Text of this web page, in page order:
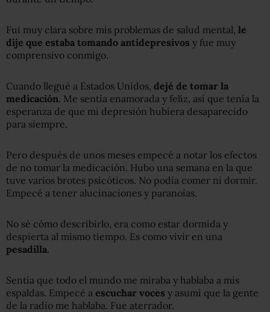
Fui muy clara sobre mis problemas de salud mental, le
dije que estaba tomando antidepresivos y fue muy
comprensivo conmigo.
Cuando llegué a Estados Unidos, dejé de tomar la
medicación. Me sentía enamorada y feliz, así que tenía la
esperanza de que mi depresión hubiera desaparecido
para siempre.
Pero después de unos meses empecé a notar los efectos
de no tomar la medicación. Hubo una semana en la que
tuve varios brotes psicóticos. No podía comer ni dormir.
Empecé a tener alucinaciones y paranoias.
No sé cómo describirlo, era como estar dormida y
despierta al mismo tiempo. Es como vivir en una
pesadilla.
Sentía que todo el mundo me miraba y hablaba a mis
espaldas. Empecé a escuchar voces y asumí que la gente
de la radio me hablaba. Fue aterrador.